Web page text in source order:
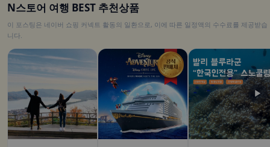
N스토어 여행 BEST 추천상품
이 포스팅은 네이버 쇼핑 커넥트 활동의 일환으로, 이에 따른 일정액의 수수료를 제공받습
니다.
▶